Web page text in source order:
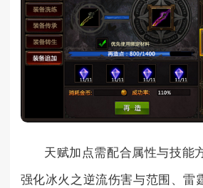
天赋加点需配合属性与技能
强化冰火之逆流伤害与范围、雷